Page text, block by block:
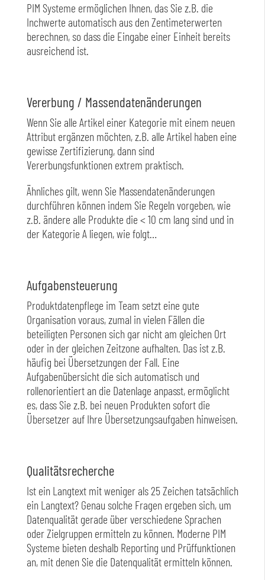
PIM Systeme ermöglichen Ihnen, das Sie z.B. die
Inchwerte automatisch aus den Zentimeterwerten
berechnen, so dass die Eingabe einer Einheit bereits
ausreichend ist.
Vererbung / Massendatenänderungen
Wenn Sie alle Artikel einer Kategorie mit einem neuen
Attribut ergänzen möchten, z.B. alle Artikel haben eine
gewisse Zertifizierung, dann sind
Vererbungsfunktionen extrem praktisch.
Ähnliches gilt, wenn Sie Massendatenänderungen
durchführen können indem Sie Regeln vorgeben, wie
z.B. ändere alle Produkte die < 10 cm lang sind und in
der Kategorie A liegen, wie folgt…
Aufgabensteuerung
Produktdatenpflege im Team setzt eine gute
Organisation voraus, zumal in vielen Fällen die
beteiligten Personen sich gar nicht am gleichen Ort
oder in der gleichen Zeitzone aufhalten. Das ist z.B.
häufig bei Übersetzungen der Fall. Eine
Aufgabenübersicht die sich automatisch und
rollenorientiert an die Datenlage anpasst, ermöglicht
es, dass Sie z.B. bei neuen Produkten sofort die
Übersetzer auf Ihre Übersetzungsaufgaben hinweisen.
Qualitätsrecherche
Ist ein Langtext mit weniger als 25 Zeichen tatsächlich
ein Langtext? Genau solche Fragen ergeben sich, um
Datenqualität gerade über verschiedene Sprachen
oder Zielgruppen ermitteln zu können. Moderne PIM
Systeme bieten deshalb Reporting und Prüffunktionen
an, mit denen Sie die Datenqualität ermitteln können.